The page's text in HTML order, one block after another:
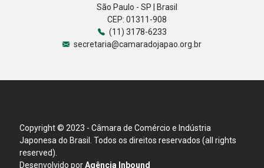
São Paulo - SP | Brasil
CEP: 01311-908
(11) 3178-6233
secretaria@camaradojapao.org.br
Copyright © 2023 - Câmara de Comércio e Indústria
Japonesa do Brasil. Todos os direitos reservados (all rights
reserved).
Desenvolvido porAgência Inbound